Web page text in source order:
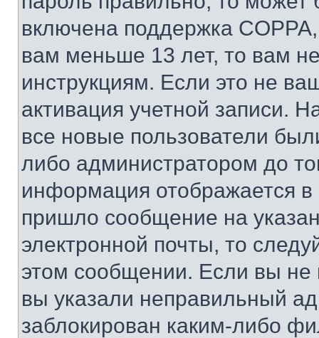
включена поддержка
вам меньше 13 лет, то вам
инструкциям. Если это не
активация учетной записи.
все новые пользователи
либо администратором до
информация отображается
пришло сообщение на
электронной почты, то
этом сообщении. Если вы
вы указали неправильный
заблокирован каким-либо